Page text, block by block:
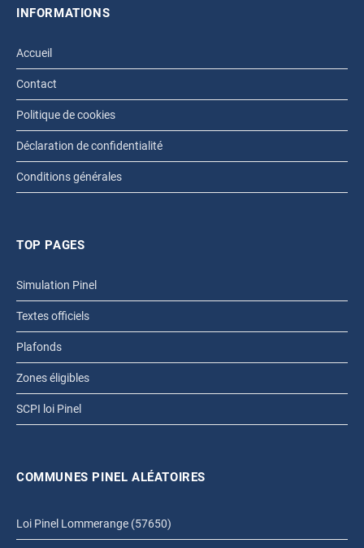
INFORMATIONS
Accueil
Contact
Politique de cookies
Déclaration de confidentialité
Conditions générales
TOP PAGES
Simulation Pinel
Textes officiels
Plafonds
Zones éligibles
SCPI loi Pinel
COMMUNES PINEL ALÉATOIRES
Loi Pinel Lommerange (57650)